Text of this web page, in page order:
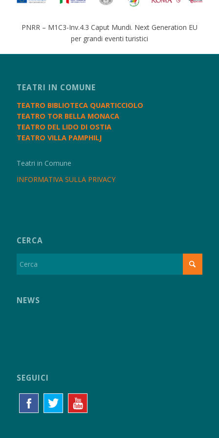
PNRR – M1C3-Inv.4.3 Caput Mundi. Next Generation EU
per grandi eventi turistici
TEATRI IN COMUNE
TEATRO BIBLIOTECA QUARTICCIOLO
TEATRO TOR BELLA MONACA
TEATRO DEL LIDO DI OSTIA
TEATRO VILLA PAMPHILJ
Teatri in Comune
INFORMATIVA SULLA PRIVACY
CERCA
NEWS
SEGUICI